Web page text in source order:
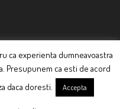
Ciutacesc.
ca experienta dumneavoastra
Presupunem ca esti de acord
daca doresti.
Accepta